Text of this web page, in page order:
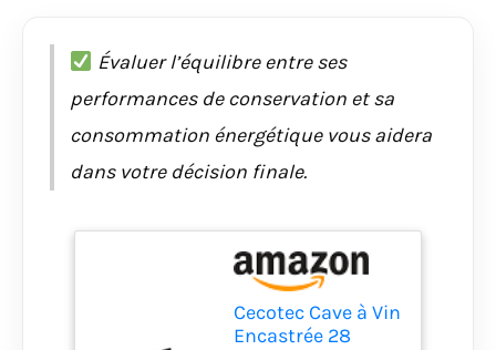
Évaluer l’équilibre entre ses
performances de conservation et sa
consommation énergétique vous aidera
dans votre décision finale.
Cecotec Cave à Vin
Encastrée 28